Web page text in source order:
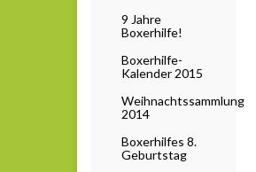
9 Jahre
Boxerhilfe!
Boxerhilfe-
Kalender 2015
Weihnachtssammlung
2014
Boxerhilfes 8.
Geburtstag